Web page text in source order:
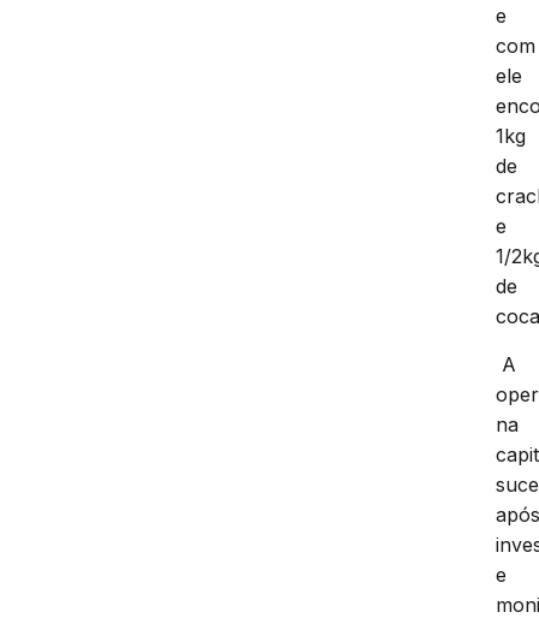
e
com
ele
1kg
de
e
1/
de
A
na
e